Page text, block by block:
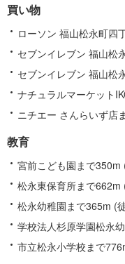
買い物
ローソン 福山松永町四
セブンイレブン 福山松
セブンイレブン 福山松
ナチュラルマーケット
ニチエー さんらいず店
教育
宮前こども園まで350m
松永東保育所まで662m
松永幼稚園まで365m (
学校法人杉原学園松永
市立松永小学校まで